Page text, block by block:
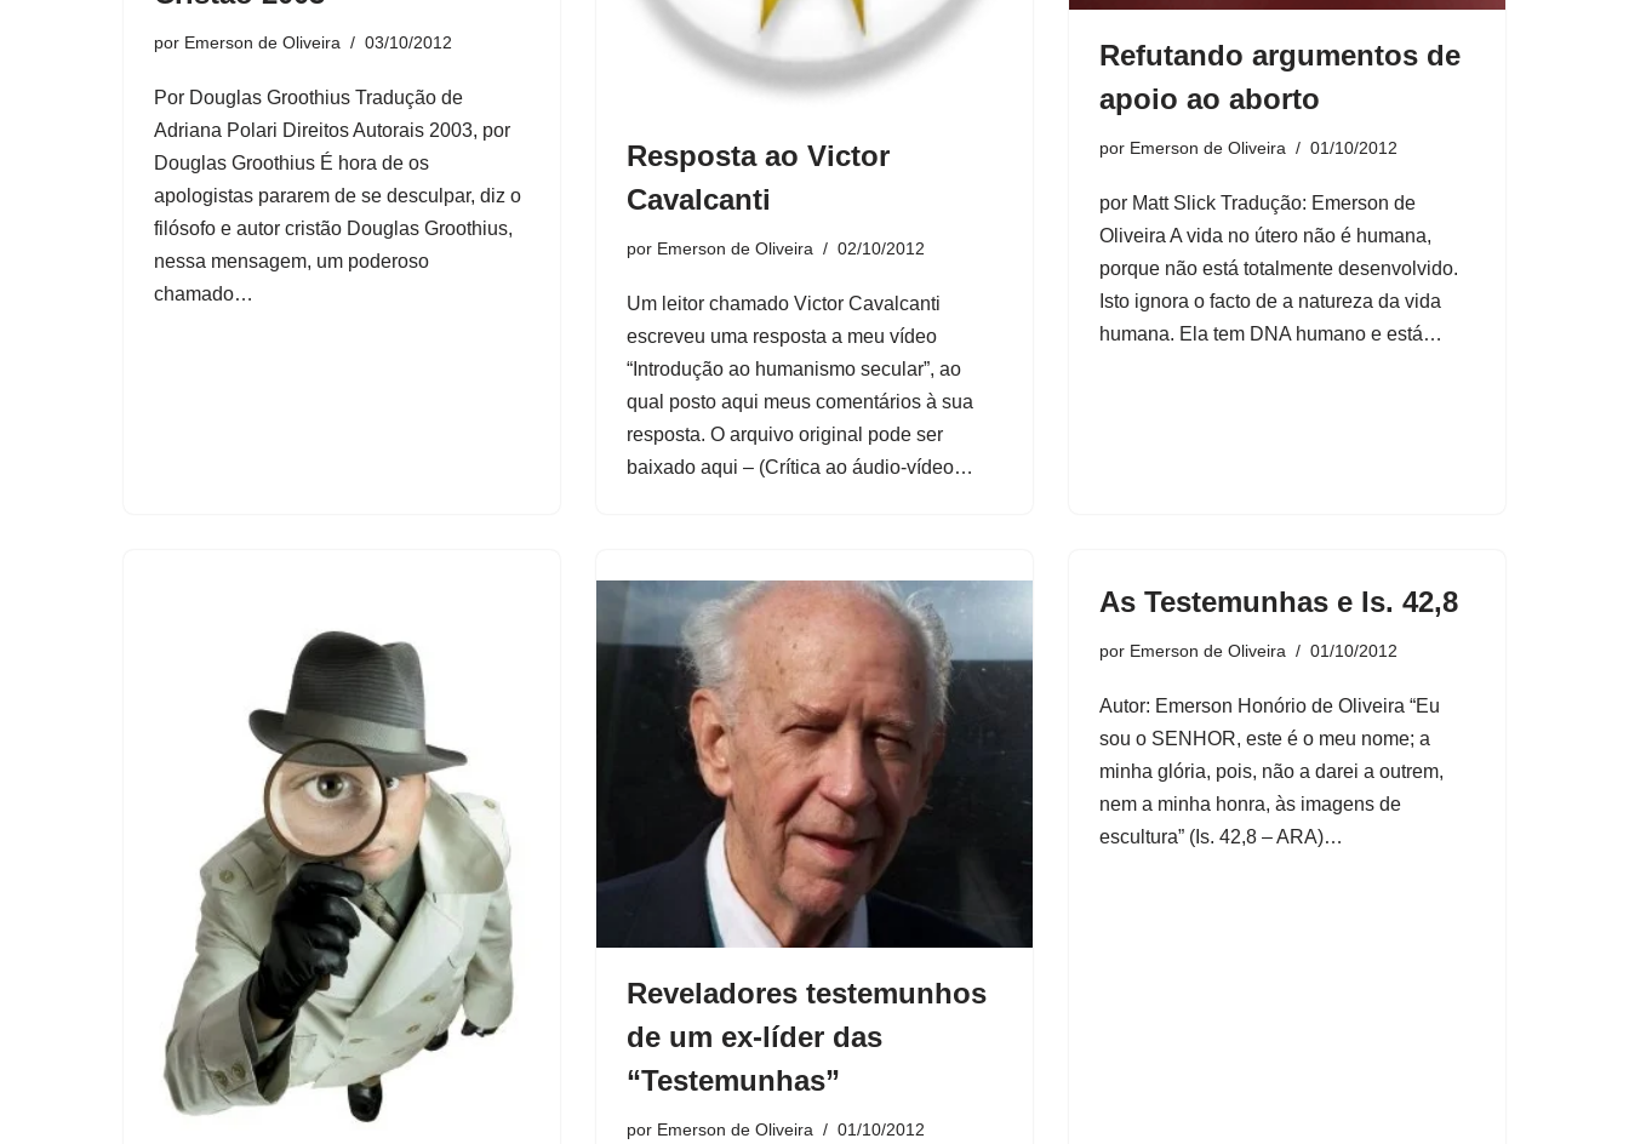
por Emerson de Oliveira 03/10/2012
Por Douglas Groothius Tradução de
Adriana Polari Direitos Autorais 2003, por
Douglas Groothius É hora de os
apologistas pararem de se desculpar, diz o
filósofo e autor cristão Douglas Groothius,
nessa mensagem, um poderoso
chamado…
Resposta ao Victor
Cavalcanti
por Emerson de Oliveira 02/10/2012
Um leitor chamado Victor Cavalcanti
escreveu uma resposta a meu vídeo
“Introdução ao humanismo secular”, ao
qual posto aqui meus comentários à sua
resposta. O arquivo original pode ser
baixado aqui – (Crítica ao áudio-vídeo…
Refutando argumentos de
apoio ao aborto
por Emerson de Oliveira 01/10/2012
por Matt Slick Tradução: Emerson de
Oliveira A vida no útero não é humana,
porque não está totalmente desenvolvido.
Isto ignora o facto de a natureza da vida
humana. Ela tem DNA humano e está…
Reveladores testemunhos
de um ex-líder das
“Testemunhas”
por Emerson de Oliveira 01/10/2012
As Testemunhas e Is. 42,8
por Emerson de Oliveira 01/10/2012
Autor: Emerson Honório de Oliveira “Eu
sou o SENHOR, este é o meu nome; a
minha glória, pois, não a darei a outrem,
nem a minha honra, às imagens de
escultura” (Is. 42,8 – ARA)…